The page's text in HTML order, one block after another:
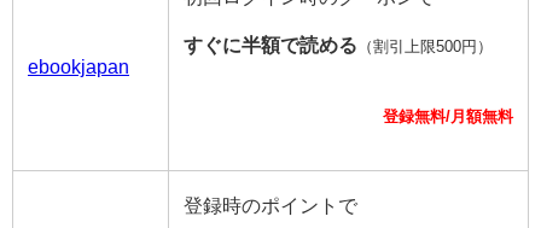
ebookjapan
すぐに半額で読める （割引上限500円）
登録無料/月額無料
登録時のポイントで